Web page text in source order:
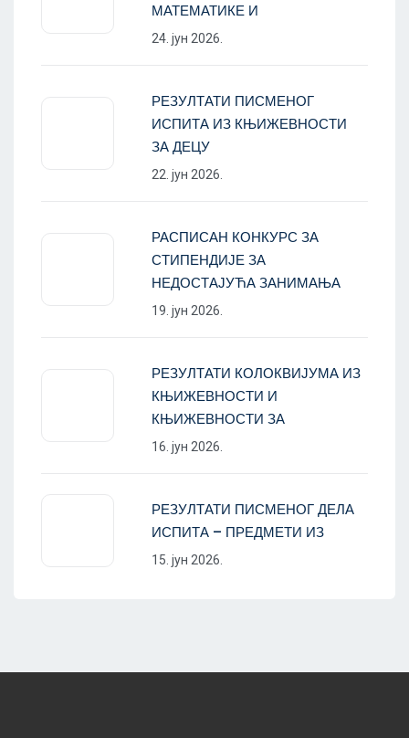
МАТЕМАТИКЕ И
24. јун 2026.
РЕЗУЛТАТИ ПИСМЕНОГ
ИСПИТА ИЗ КЊИЖЕВНОСТИ
ЗА ДЕЦУ
22. јун 2026.
РАСПИСАН КОНКУРС ЗА
СТИПЕНДИЈЕ ЗА
НЕДОСТАЈУЋА ЗАНИМАЊА
19. јун 2026.
РЕЗУЛТАТИ КОЛОКВИЈУМА ИЗ
КЊИЖЕВНОСТИ И
КЊИЖЕВНОСТИ ЗА
16. јун 2026.
РЕЗУЛТАТИ ПИСМЕНОГ ДЕЛА
ИСПИТА – ПРЕДМЕТИ ИЗ
15. јун 2026.